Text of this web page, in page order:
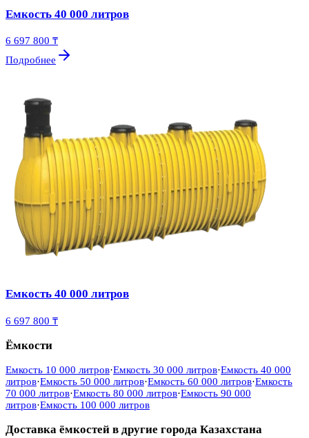
Емкость 40 000 литров
6 697 800 ₸
Подробнее
Емкость 40 000 литров
6 697 800 ₸
Ёмкости
Емкость 10 000 литров·Емкость 30 000 литров·Емкость 40 000
литров·Емкость 50 000 литров·Емкость 60 000 литров·Емкость
70 000 литров·Емкость 80 000 литров·Емкость 90 000
литров·Емкость 100 000 литров
Доставка ёмкостей в другие города Казахстана